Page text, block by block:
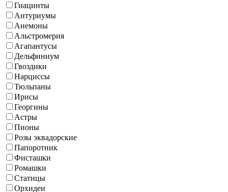
Гиацинты
Антуриумы
Анемоны
Альстромерия
Агапантусы
Дельфиниум
Гвоздики
Нарциссы
Тюльпаны
Ирисы
Георгины
Астры
Пионы
Розы эквадорские
Папоротник
Фисташки
Ромашки
Статицы
Орхидеи